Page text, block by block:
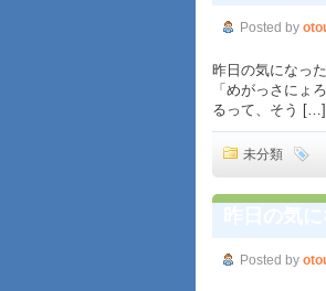
Posted by
昨日の気になっ
「めがっさにょ
るって、そう […]
未分類
Posted by